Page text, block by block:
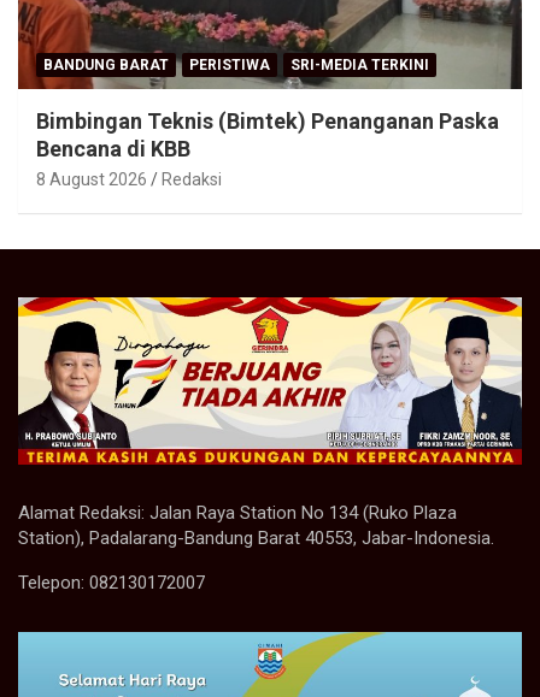
BANDUNG BARAT PERISTIWA SRI-MEDIA TERKINI
Bimbingan Teknis (Bimtek) Penanganan Paska
Bencana di KBB
8 August 2026 Redaksi
Alamat Redaksi: Jalan Raya Station No 134 (Ruko Plaza
Station), Padalarang-Bandung Barat 40553, Jabar-Indonesia.
Telepon: 082130172007